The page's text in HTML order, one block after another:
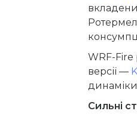
WRF-Fire
версії —
Сильні